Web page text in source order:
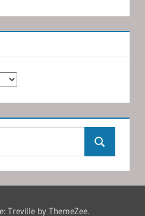
Search
Treville by ThemeZee.